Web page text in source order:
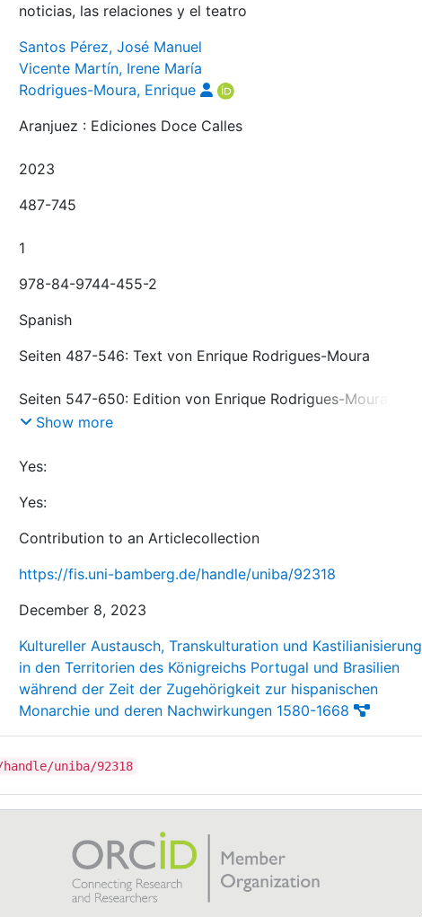
noticias, las relaciones y el teatro
Santos Pérez, José Manuel
Vicente Martín, Irene María
Rodrigues-Moura, Enrique
Aranjuez : Ediciones Doce Calles
2023
487-745
1
978-84-9744-455-2
Spanish
Seiten 487-546: Text von Enrique Rodrigues-Moura
Seiten 547-650: Edition von Enrique Rodrigues-Moura des
Dramas von Lope de Vega: »El Brasil restituido«
Seiten 651-745: Edition von Enrique Rodrigues-Moura des
de la Bahía de Todos Santos«
Show more
Yes:
Yes:
Contribution to an Articlecollection
https://fis.uni-bamberg.de/handle/uniba/92318
December 8, 2023
Kultureller Austausch, Transkulturation und Kastilianisierung
in den Territorien des Königreichs Portugal und Brasilien
während der Zeit der Zugehörigkeit zur hispanischen
Monarchie und deren Nachwirkungen 1580-1668
uniba/92318